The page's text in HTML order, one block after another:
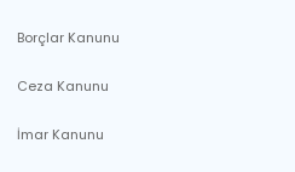
Borçlar Kanunu
Ceza Kanunu
İmar Kanunu